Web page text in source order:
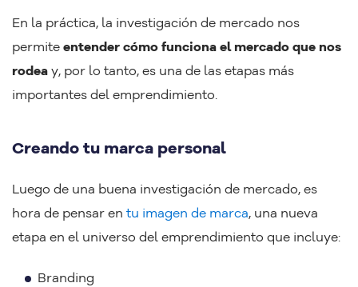
En la práctica, la investigación de mercado nos
permite entender cómo funciona el mercado que nos
rodea y, por lo tanto, es una de las etapas más
importantes del emprendimiento.
Creando tu marca personal
Luego de una buena investigación de mercado, es
hora de pensar en tu imagen de marca, una nueva
etapa en el universo del emprendimiento que incluye:
Branding